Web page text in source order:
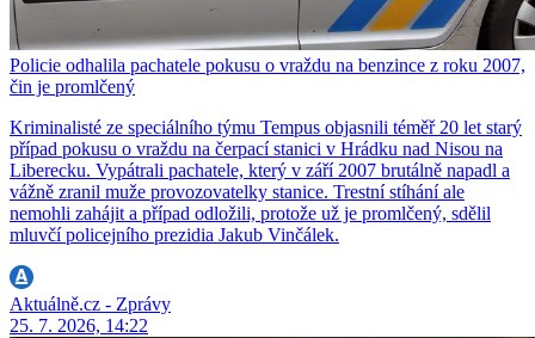
Policie odhalila pachatele pokusu o vraždu na benzince z roku 2007,
čin je promlčený
Kriminalisté ze speciálního týmu Tempus objasnili téměř 20 let starý
případ pokusu o vraždu na čerpací stanici v Hrádku nad Nisou na
Liberecku. Vypátrali pachatele, který v září 2007 brutálně napadl a
vážně zranil muže provozovatelky stanice. Trestní stíhání ale
nemohli zahájit a případ odložili, protože už je promlčený, sdělil
mluvčí policejního prezidia Jakub Vinčálek.
Aktuálně.cz - Zprávy
25. 7. 2026, 14:22